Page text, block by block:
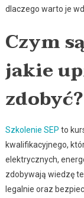
dlaczego warto je
Czym
jakie
zdobyć?
Szkolenie SEP to
kwalifikacyjnego,
elektrycznych,
zdobywają wiedzę
legalnie oraz